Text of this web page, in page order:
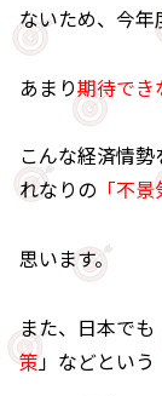
ないため、今
あまり期待でき
こんな経済情
れなりの 「不
思います。
また、日本でも
策」などという